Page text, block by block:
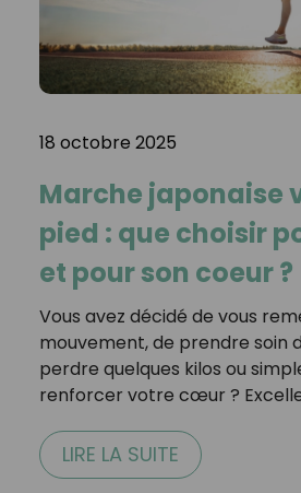
18 octobre 2025
Marche japonaise
pied : que choisir
et pour son coeur ?
Vous avez décidé de vous
mouvement, de prendre soin
perdre quelques kilos ou
renforcer votre cœur ?
LIRE LA SUITE